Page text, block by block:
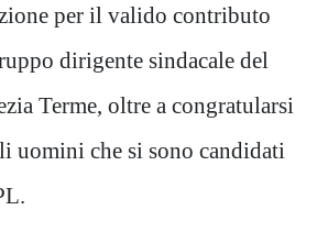
per il valido contributo
dirigente sindacale del
Terme, oltre a congratularsi
uomini che si sono candidati